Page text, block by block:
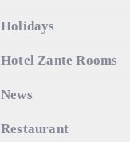
Holidays
Hotel Zante Rooms
News
Restaurant